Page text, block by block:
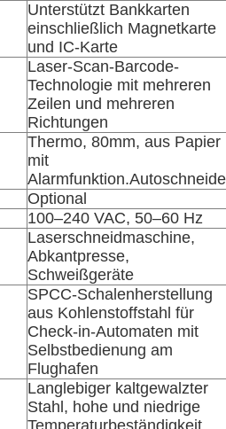
Unterstützt Bankkarten
einschließlich Magnetkarte
und IC-Karte
Laser-Scan-Barcode-
Technologie mit mehreren
Zeilen und mehreren
Richtungen
Thermo, 80mm, aus Papier
mit
Optional
100–240 VAC, 50–60 Hz
Laserschneidmaschine,
Abkantpresse,
Schweißgeräte
SPCC-Schalenherstellung
aus Kohlenstoffstahl für
Check-in-Automaten mit
Selbstbedienung am
Flughafen
Langlebiger kaltgewalzter
Stahl, hohe und niedrige
Temperaturbeständigkeit,